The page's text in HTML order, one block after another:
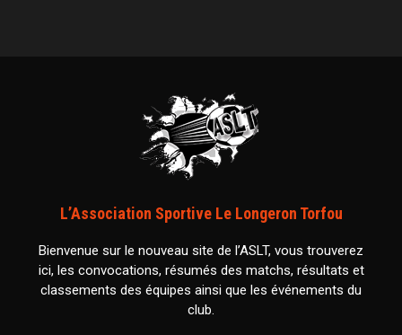
L’Association Sportive Le Longeron Torfou
Bienvenue sur le nouveau site de l’ASLT, vous trouverez
ici, les convocations, résumés des matchs, résultats et
classements des équipes ainsi que les événements du
club.